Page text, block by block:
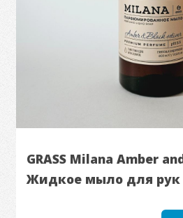
GRASS Milana Amber
Жидкое мыло для рук